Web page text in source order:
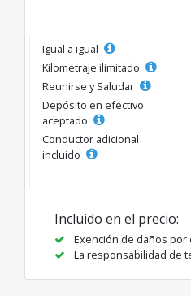
Igual a igual
Kilometraje ilimitado
Reunirse y Saludar
Depósito en efectivo
aceptado
Conductor adicional
incluido
Incluido en el precio:
Exención de daños por
La responsabilidad de